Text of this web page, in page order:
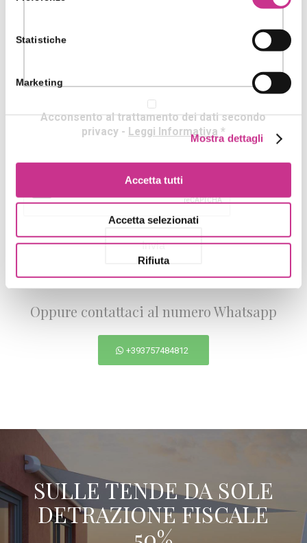
Statistiche
Marketing
Mostra dettagli
Accetta tutti
Accetta selezionati
Rifiuta
Acconsento al trattamento dei dati secondo
privacy - Leggi Informativa*
Oppure contattaci al numero Whatsapp
+393757484812
SULLE TENDE DA SOLE
DETRAZIONE FISCALE